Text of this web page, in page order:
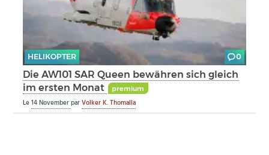
HELIKOPTER 0
Die AW101 SAR Queen bewähren sich gleich
im ersten Monat
premium
Le14 NovemberparVolker K. Thomalla